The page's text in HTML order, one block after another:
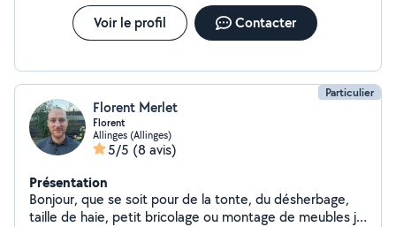
Voir le profil Contacter
Particulier
Florent Merlet
Florent
Allinges (Allinges)
5/5 (8 avis)
Présentation
Bonjour, que se soit pour de la tonte, du désherbage,
taille de haie, petit bricolage ou montage de meubles je